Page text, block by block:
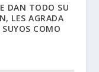
DAN TODO SU
LES AGRADA
COMO